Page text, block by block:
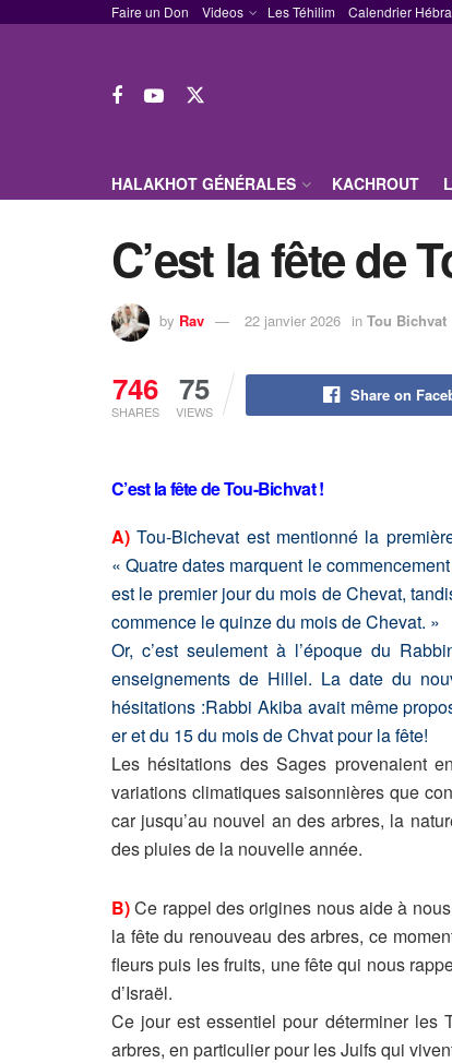
Faire un Don Videos Les Téhilim Calendrier
HALAKHOT GÉNÉRALES KACHROUT
C’est la fête de
by Rav 22 janvier 2026 in Tou Bichvat
746
SHARES
75
VIEWS
Share on
C’est la fête de Tou-Bichvat !
A) Tou-Bichevat est mentionné la
« Quatre dates marquent le
est le premier jour du mois de Chevat,
commence le quinze du mois de Chevat. »
Or, c’est seulement à l’époque du
enseignements de Hillel. La date du
hésitations :Rabbi Akiba avait même
er et du 15 du mois de Chvat pour la fête!
Les hésitations des Sages provenaient
variations climatiques saisonnières que
car jusqu’au nouvel an des arbres, la
des pluies de la nouvelle année.
B)Ce rappel des origines nous aide à
la fête du renouveau des arbres, ce
fleurs puis les fruits, une fête qui nous
d’Israël.
Ce jour est essentiel pour déterminer les
arbres, en particulier pour les Juifs qui